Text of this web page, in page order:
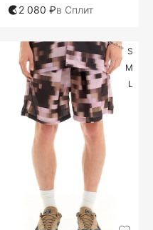
2 080 ₽в Сплит
S
M
L